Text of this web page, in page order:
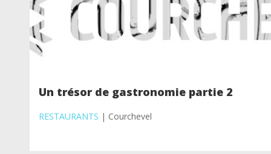
Un trésor de gastronomie partie 2
RESTAURANTS | Courchevel